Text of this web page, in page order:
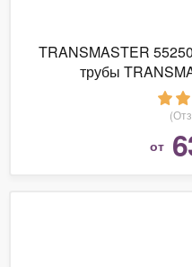
TRANSMASTER
трубы
от